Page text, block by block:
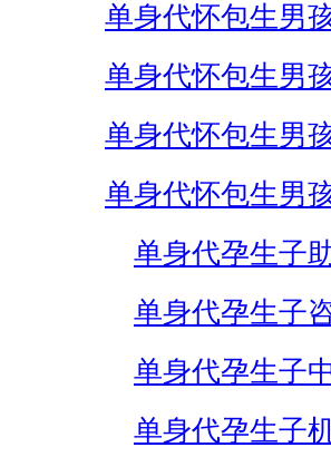
单身代怀包生男
单身代怀包生男
单身代怀包生男
单身代怀包生男
单身代孕生子
单身代孕生子
单身代孕生子
单身代孕生子